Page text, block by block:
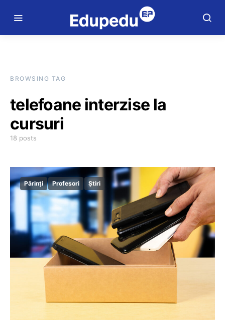
BROWSING TAG
telefoane interzise la
cursuri
18 posts
Părinți Profesori Știri